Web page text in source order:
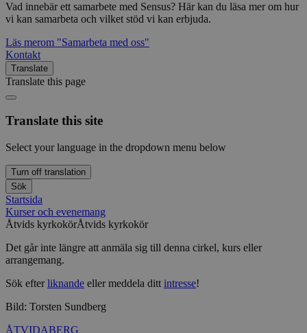
Vad innebär ett samarbete med Sensus? Här kan du läsa mer om hur
vi kan samarbeta och vilket stöd vi kan erbjuda.
Läs merom "Samarbeta med oss"
Kontakt
Translate
Translate this page
Translate this site
Select your language in the dropdown menu below
Turn off translation
Sök
Startsida
Kurser och evenemang
Åtvids kyrkokörÅtvids kyrkokör
Det går inte längre att anmäla sig till denna cirkel, kurs eller
arrangemang.
Sök efterliknande eller meddela ditt intresse!
Bild: Torsten Sundberg
ÅTVIDABERG